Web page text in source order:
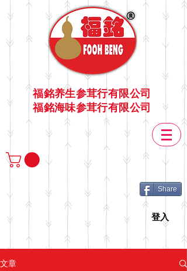
福銘养生参茸行有限公司
福銘海味参茸行有限公司
Share
登入
文章